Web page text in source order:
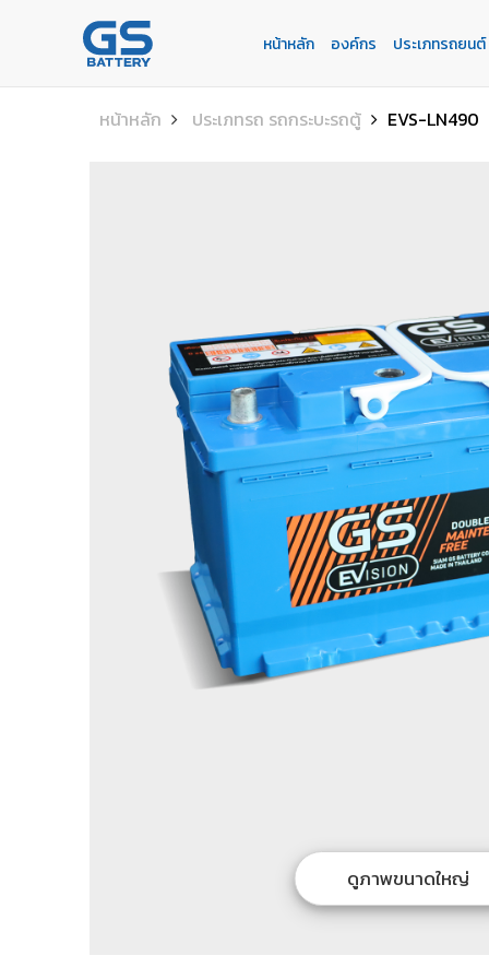
หน้าหลัก องค์กร ประเภทรถยนต์
ประเภทรถยนต์
ประเภทเเบตเตอรี่
บริการของเรา
ค้นหาร้านแบตเตอรี่
ข่าวเเละกิจกรรม
ร่วมงานกับเราหน้าหลัก ประเภทรถ รถกระบะรถตู้ EVS-LN490
ดูภาพขนาดใหญ่